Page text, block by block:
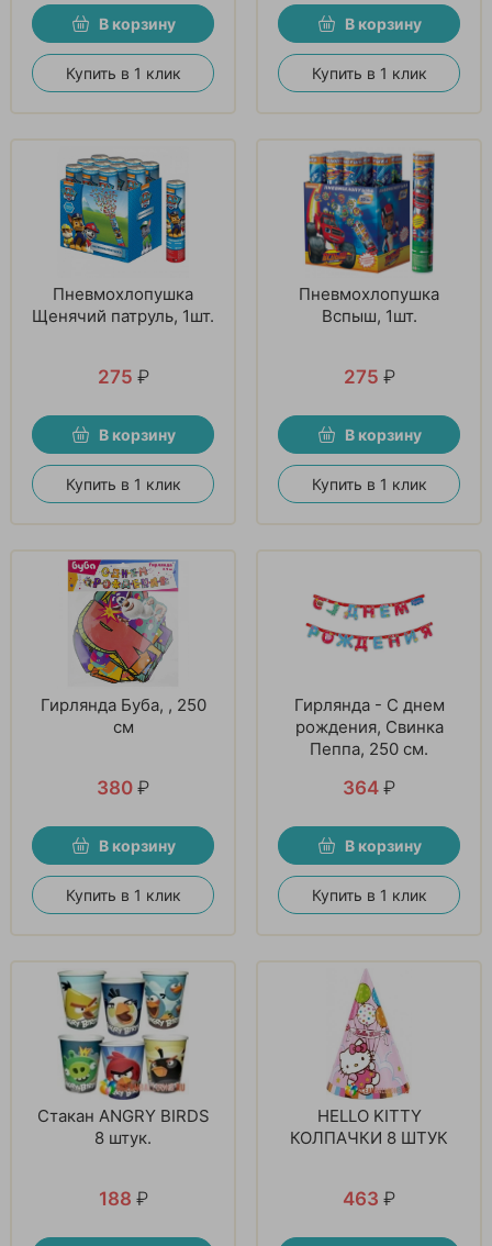
В корзину
Купить в 1 клик
В корзину
Купить в 1 клик
Пневмохлопушка
Щенячий патруль, 1шт.
275 ₽
В корзину
Купить в 1 клик
Пневмохлопушка
Вспыш, 1шт.
275 ₽
В корзину
Купить в 1 клик
Гирлянда Буба, , 250
см
380 ₽
В корзину
Купить в 1 клик
Гирлянда - С днем
рождения, Свинка
Пеппа, 250 см.
364 ₽
В корзину
Купить в 1 клик
Стакан ANGRY BIRDS
8 штук.
188 ₽
HELLO KITTY
КОЛПАЧКИ 8 ШТУК
463 ₽